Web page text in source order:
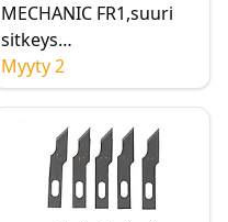
MECHANIC FR1,suuri
sitkeys
matkapuhelimen LCD-
näytön kehykselle OCA-
polarisaattorikalvon
poisto
puhdistustyökalut
Myyty 2